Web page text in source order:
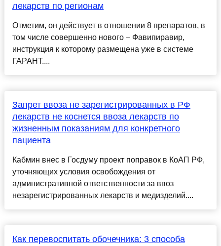
лекарств по регионам
Отметим, он действует в отношении 8 препаратов, в
том числе совершенно нового – Фавипиравир,
инструкция к которому размещена уже в системе
ГАРАНТ....
Запрет ввоза не зарегистрированных в РФ
лекарств не коснется ввоза лекарств по
жизненным показаниям для конкретного
пациента
Кабмин внес в Госдуму проект поправок в КоАП РФ,
уточняющих условия освобождения от
административной ответственности за ввоз
незарегистрированных лекарств и медизделий....
Как перевоспитать обочечника: 3 способа